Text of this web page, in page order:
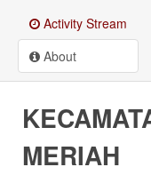
Activity Stream
About
MERIAH